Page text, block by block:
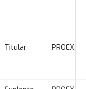
Titular PROEX